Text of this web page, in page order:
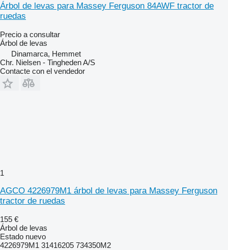
Árbol de levas para Massey Ferguson 84AWF tractor de
ruedas
Precio a consultar
Árbol de levas
Dinamarca, Hemmet
Chr. Nielsen - Tingheden A/S
Contacte con el vendedor
1
AGCO 4226979M1 árbol de levas para Massey Ferguson
tractor de ruedas
155 €
Árbol de levas
Estado nuevo
4226979M1 31416205 734350M2